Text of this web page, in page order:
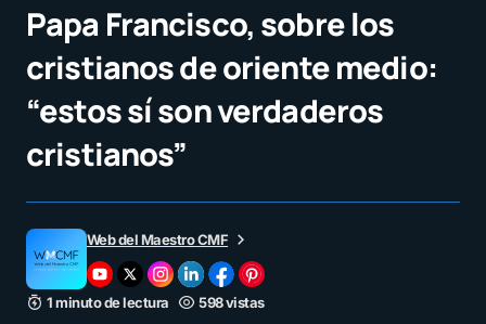
Papa Francisco, sobre los
cristianos de oriente medio:
“estos sí son verdaderos
cristianos”
Web del Maestro CMF
1 minuto de lectura 598 vistas